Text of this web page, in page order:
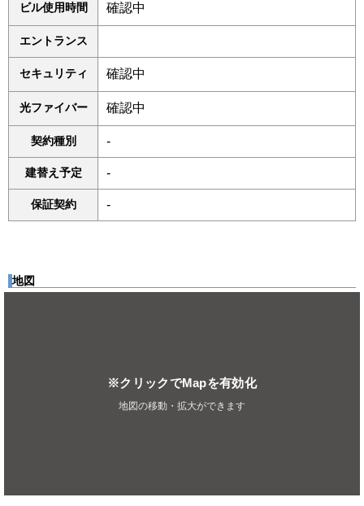
ビル使用時間 確認中
エントランス
セキュリティ 確認中
光ファイバー 確認中
契約種別 -
建替え予定 -
保証契約 -
地図
※クリックでMapを有効化
地図の移動・拡大ができます